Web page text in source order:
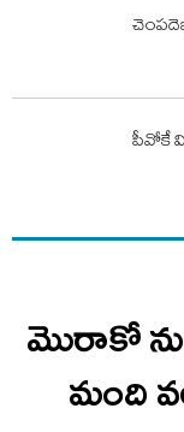
పీవోకే
మొరాకో
మంది